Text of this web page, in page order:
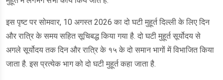
इस पृष्ट पर सोमवार, 10 अगस्त 2026 का दो घटी मुहूर्त दिल्ली के लिए दिन
और रात्रि के समय सहित सूचिबद्ध किया गया है. दो घटी मुहूर्त सूर्योदय से
अगले सूर्योदय तक दिन और रात्रि के १५ के दो समान भागों में विभाजित किया
जाता है. इस प्रत्येक भाग को दो घटी मुहूर्त कहा जाता है.